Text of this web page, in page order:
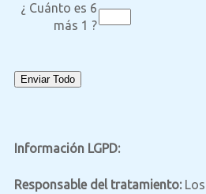
¿ Cuánto es 6
más 1 ?
Información LGPD:
Responsable del tratamiento:Los